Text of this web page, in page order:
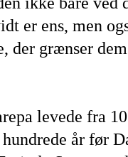
er ens, men
der grænser
levede fra
år før